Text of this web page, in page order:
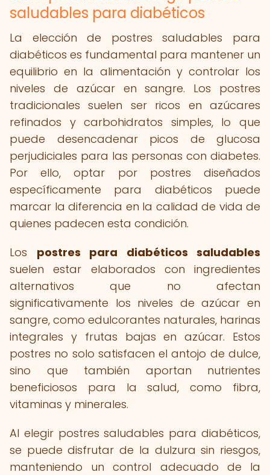
saludables para diabéticos
La elección de postres saludables para
diabéticos es fundamental para mantener un
equilibrio en la alimentación y controlar los
niveles de azúcar en sangre. Los postres
tradicionales suelen ser ricos en azúcares
refinados y carbohidratos simples, lo que
puede desencadenar picos de glucosa
perjudiciales para las personas con diabetes.
Por ello, optar por postres diseñados
específicamente para diabéticos puede
marcar la diferencia en la calidad de vida de
quienes padecen esta condición.
Los postres para diabéticos saludables
suelen estar elaborados con ingredientes
alternativos que no afectan
significativamente los niveles de azúcar en
sangre, como edulcorantes naturales, harinas
integrales y frutas bajas en azúcar. Estos
postres no solo satisfacen el antojo de dulce,
sino que también aportan nutrientes
beneficiosos para la salud, como fibra,
vitaminas y minerales.
Al elegir postres saludables para diabéticos,
se puede disfrutar de la dulzura sin riesgos,
manteniendo un control adecuado de la